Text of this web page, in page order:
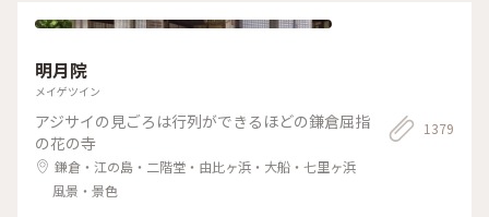
明月院
メイゲツイン
アジサイの見ごろは行列ができるほどの鎌倉屈指
の花の寺
鎌倉・江の島・二階堂・由比ヶ浜・大船・七里ヶ浜
風景・景色
1379